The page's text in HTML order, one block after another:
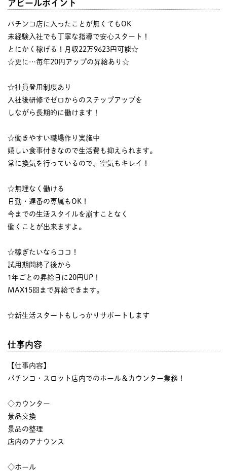
アピールポイント
パチンコ店に入ったことが無くてもOK
未経験入社でも丁寧な指導で安心スタート！
とにかく稼げる！月収22万9623円可能☆
☆更に…毎年20円アップの昇給あり☆
☆社員登用制度あり
入社後研修でゼロからのステップアップを
しながら長期的に働けます！
☆働きやすい職場作り実施中
嬉しい食事付きなので生活費も抑えられます。
常に換気を行っているので、空気もキレイ！
☆無理なく働ける
日勤・遅番の専属もOK！
今までの生活スタイルを崩すことなく
働くことが出来ますよ。
☆稼ぎたいならココ！
試用期間終了後から
1年ごとの昇給日に20円UP！
MAX15回まで昇給できます。
☆新生活スタートもしっかりサポートします
仕事内容
【仕事内容】
パチンコ・スロット店内でのホール＆カウンター業務！
◇カウンター
景品交換
景品の整理
店内のアナウンス
◇ホール